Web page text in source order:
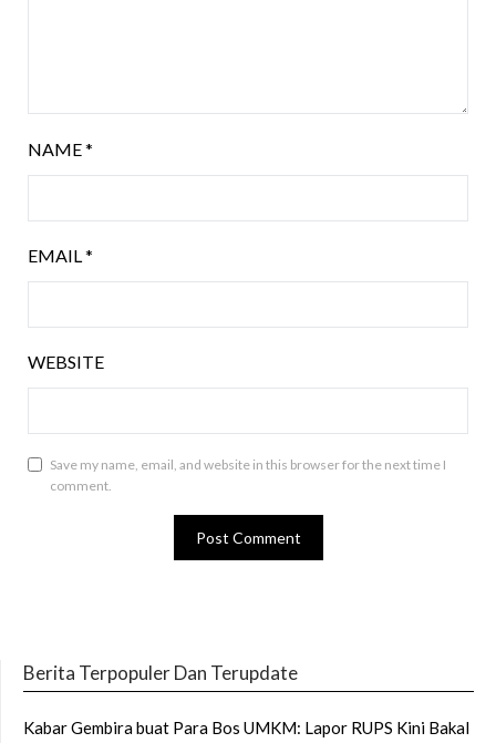
NAME*
EMAIL*
WEBSITE
Save my name, email, and website in this browser for the next time I
comment.
Berita Terpopuler Dan Terupdate
Kabar Gembira buat Para Bos UMKM: Lapor RUPS Kini Bakal